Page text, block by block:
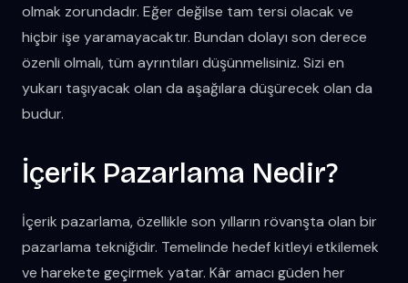
olmak zorundadır. Eğer değilse tam tersi olacak ve
hiçbir işe yaramayacaktır. Bundan dolayı son derece
özenli olmalı, tüm ayrıntıları düşünmelisiniz. Sizi en
yukarı taşıyacak olan da aşağılara düşürecek olan da
budur.
İçerik Pazarlama Nedir?
İçerik pazarlama, özellikle son yılların rövanşta olan bir
pazarlama tekniğidir. Temelinde hedef kitleyi etkilemek
ve harekete geçirmek yatar. Kâr amacı güden her